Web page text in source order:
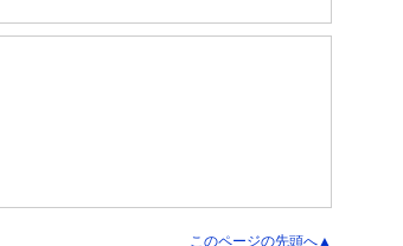
このページの先頭へ▲